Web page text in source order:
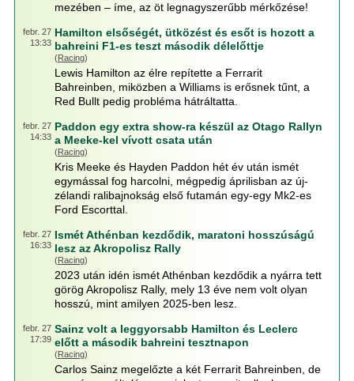
mezében – íme, az öt legnagyszerűbb mérkőzése!
febr. 27
13:33
Hamilton elsőségét, ütközést és esőt is hozott a
bahreini F1-es teszt második délelőttje
(Racing)
Lewis Hamilton az élre repítette a Ferrarit
Bahreinben, miközben a Williams is erősnek tűnt, a
Red Bullt pedig probléma hátráltatta.
febr. 27
14:33
Paddon egy extra show-ra készül az Otago Rallyn
a Meeke-kel vívott csata után
(Racing)
Kris Meeke és Hayden Paddon hét év után ismét
egymással fog harcolni, mégpedig áprilisban az új-
zélandi ralibajnokság első futamán egy-egy Mk2-es
Ford Escorttal.
febr. 27
16:33
Ismét Athénban kezdődik, maratoni hosszúságú
lesz az Akropolisz Rally
(Racing)
2023 után idén ismét Athénban kezdődik a nyárra tett
görög Akropolisz Rally, mely 13 éve nem volt olyan
hosszú, mint amilyen 2025-ben lesz.
febr. 27
17:39
Sainz volt a leggyorsabb Hamilton és Leclerc
előtt a második bahreini tesztnapon
(Racing)
Carlos Sainz megelőzte a két Ferrarit Bahreinben, de